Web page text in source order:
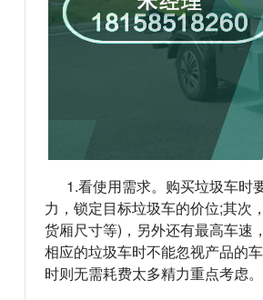
1.看使用需求。购买垃圾车时
力，锁定目标垃圾车的价位;其次
货厢尺寸等)，另外还有最高车速
相应的垃圾车时不能忽视产品的
时则无需耗费太多精力重点考虑。